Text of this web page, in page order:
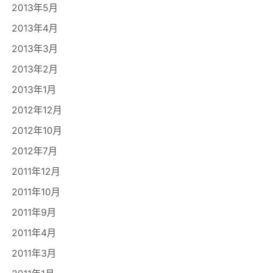
2013年5月
2013年4月
2013年3月
2013年2月
2013年1月
2012年12月
2012年10月
2012年7月
2011年12月
2011年10月
2011年9月
2011年4月
2011年3月